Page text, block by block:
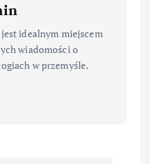
idealnym miejscem
wiadomości o
w przemyśle.